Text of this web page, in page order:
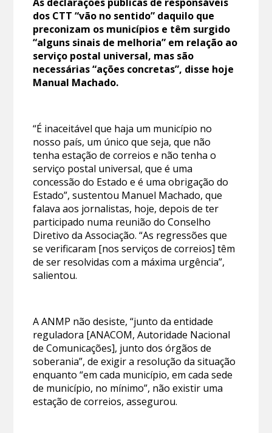
As declarações públicas de responsáveis
dos CTT “vão no sentido” daquilo que
preconizam os municípios e têm surgido
“alguns sinais de melhoria” em relação ao
serviço postal universal, mas são
necessárias “ações concretas”, disse hoje
Manual Machado.
“É inaceitável que haja um município no
nosso país, um único que seja, que não
tenha estação de correios e não tenha o
serviço postal universal, que é uma
concessão do Estado e é uma obrigação do
Estado”, sustentou Manuel Machado, que
falava aos jornalistas, hoje, depois de ter
participado numa reunião do Conselho
Diretivo da Associação. “As regressões que
se verificaram [nos serviços de correios] têm
de ser resolvidas com a máxima urgência”,
salientou.
A ANMP não desiste, “junto da entidade
reguladora [ANACOM, Autoridade Nacional
de Comunicações], junto dos órgãos de
soberania”, de exigir a resolução da situação
enquanto “em cada município, em cada sede
de município, no mínimo”, não existir uma
estação de correios, assegurou.